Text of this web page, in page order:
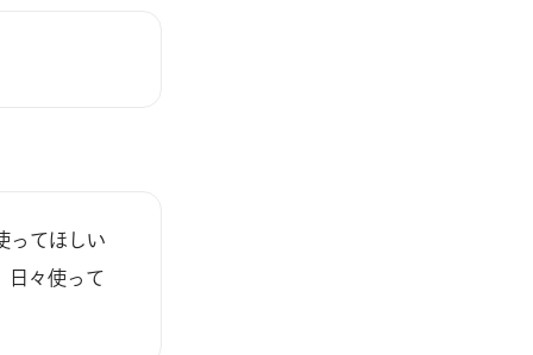
ってほしい
日々使って